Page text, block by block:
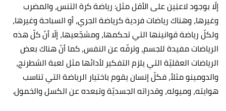
إلّا بوجود لاعبَين على الأقل مثل: رياضة كرة التنس، والمضرب
وغيرها، وهناك رياضات فردية كرياضة الجري، أو السباحة وغيرها،
ولكلّ رياضة قوانينها التي تحكمها، ومشجّعيها، إلّا أنّ كلّ هذه
الرياضات مفيدة للجسم، وترفّه عن النفس، كما أنّ هناك بعض
الرياضات العقليّة التي يلزم التفكير لأدائها مثل لعبة الشطرنج،
والدومينو مثلاً، فكلّ إنسان يقوم باختيار الرياضة التي تناسب
هوايته، وميوله، وقدراته الجسديّة وتبعده عن الكسل والخمول.